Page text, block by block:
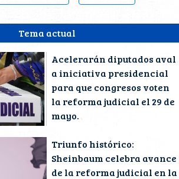
Tema actual
Acelerarán diputados aval
a iniciativa presidencial
para que congresos voten
la reforma judicial el 29 de
mayo.
Triunfo histórico:
Sheinbaum celebra avance
de la reforma judicial en la